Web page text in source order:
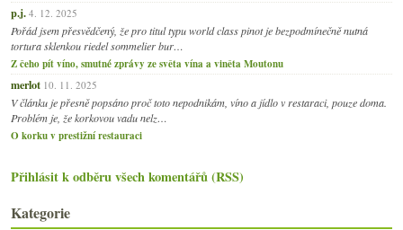
p.j. 4. 12. 2025
Pořád jsem přesvědčený, že pro titul typu world class pinot je bezpodmínečně nutná
tortura sklenkou riedel sommelier bur…
Z čeho pít víno, smutné zprávy ze světa vína a viněta Moutonu
merlot 10. 11. 2025
V článku je přesně popsáno proč toto nepodnikám, víno a jídlo v restaraci, pouze doma.
Problém je, že korkovou vadu nelz…
O korku v prestižní restauraci
Přihlásit k odběru všech komentářů (RSS)
Kategorie